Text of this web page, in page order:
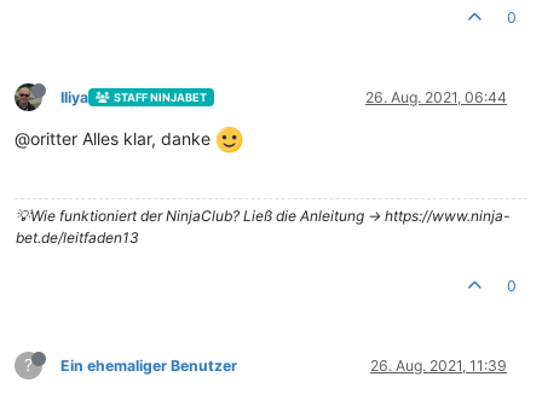
0
Iliya STAFF NINJABET 26. Aug. 2021, 06:44
@oritter Alles klar, danke
💡Wie funktioniert der NinjaClub? Ließ die Anleitung -> https://www.ninja-
bet.de/leitfaden13
0
? Ein ehemaliger Benutzer 26. Aug. 2021, 11:39